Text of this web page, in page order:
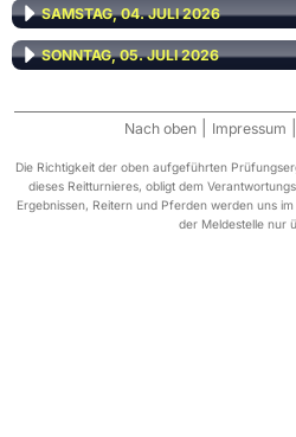
SAMSTAG, 04. JULI 2026
SONNTAG, 05. JULI 2026
Nach oben Impressum
Die Richtigkeit der oben aufgeführten
dieses Reitturnieres, obligt dem
Ergebnissen, Reitern und Pferden werden uns
der Meldestelle nur